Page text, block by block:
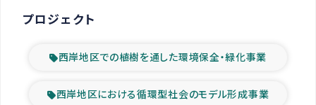
プロジェクト
西岸地区での植樹を通した環境保全・緑化事業
西岸地区における循環型社会のモデル形成事業